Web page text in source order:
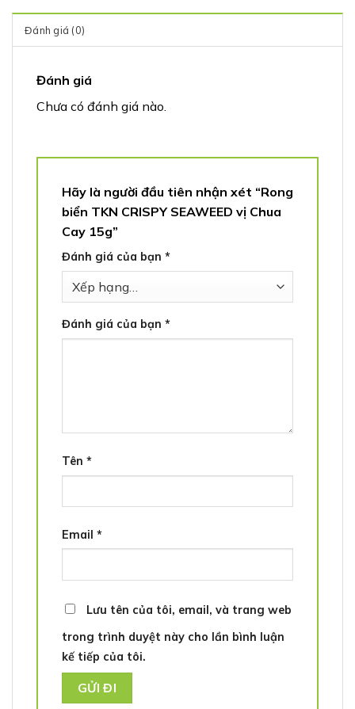
Đánh giá (0)
Đánh giá
Chưa có đánh giá nào.
Hãy là người đầu tiên nhận xét “Rong
biển TKN CRISPY SEAWEED vị Chua
Cay 15g”
Đánh giá của bạn *
Đánh giá của bạn *
Tên *
Email *
Lưu tên của tôi, email, và trang web
trong trình duyệt này cho lần bình luận
kế tiếp của tôi.